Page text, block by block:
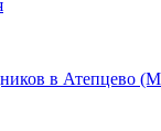
в Атепцево